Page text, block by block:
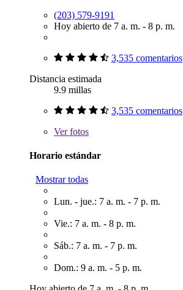
(203) 579-9191
Hoy abierto de 7 a. m. - 8 p. m.
3,535 comentarios
Distancia estimada
9.9 millas
3,535 comentarios
Verfotos
Horario estándar
Mostrar todas
Lun. - jue.: 7 a. m. - 7 p. m.
Vie.: 7 a. m. - 8 p. m.
Sáb.: 7 a. m. - 7 p. m.
Dom.: 9 a. m. - 5 p. m.